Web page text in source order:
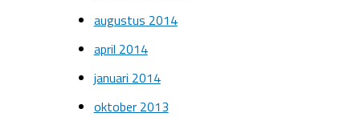
augustus 2014
april 2014
januari 2014
oktober 2013